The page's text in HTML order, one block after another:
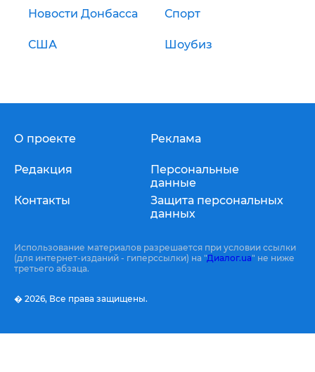
Новости Донбасса Спорт
США Шоубиз
О проекте
Редакция
Контакты
Реклама
Персональные
данные
Защита персональных
данных
Использование материалов разрешается при условии ссылки
(для интернет-изданий - гиперссылки) на "Диалог.ua" не ниже
третьего абзаца.
� 2026, Все права защищены.